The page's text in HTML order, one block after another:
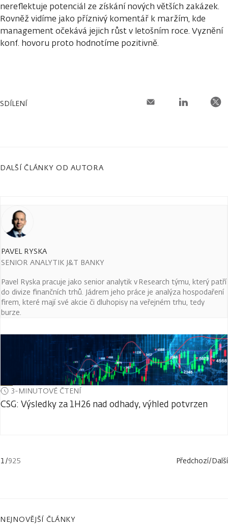
nereflektuje potenciál ze získání nových větších zakázek.
Rovněž vidíme jako příznivý komentář k maržím, kde
management očekává jejich růst v letošním roce. Vyznění
konf. hovoru proto hodnotíme pozitivně.
SDÍLENÍ
DALŠÍ ČLÁNKY OD AUTORA
PAVEL RYSKA
SENIOR ANALYTIK J&T BANKY
Pavel Ryska pracuje jako senior analytik v Research týmu, který patří
do divize finančních trhů. Jádrem jeho práce je analýza hospodaření
firem, které mají své akcie či dluhopisy na veřejném trhu, tedy
burze.
3-MINUTOVÉ ČTENÍ
CSG: Výsledky za 1H26 nad odhady, výhled potvrzen
1/925 Předchozí/Další
NEJNOVĚJŠÍ ČLÁNKY